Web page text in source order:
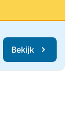
Bekijk